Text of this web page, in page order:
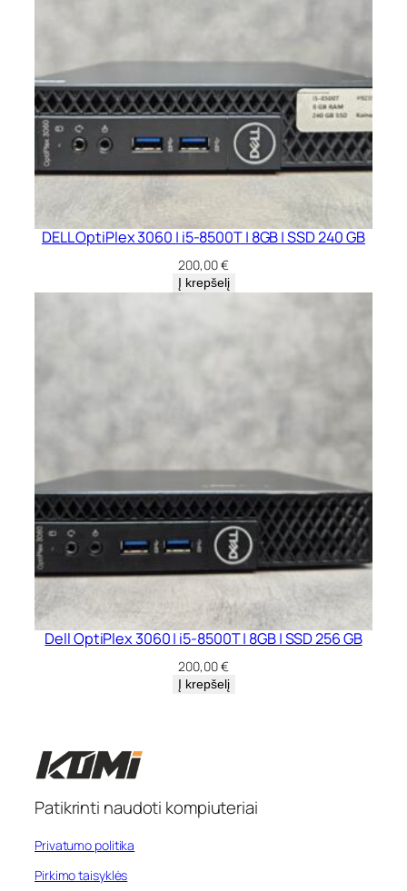
DELL OptiPlex 3060 | i5-8500T | 8GB | SSD 240 GB
200,00€
Į krepšelį
Dell OptiPlex 3060 | i5-8500T | 8GB | SSD 256 GB
200,00€
Į krepšelį
Patikrinti naudoti kompiuteriai
Privatumo politika
Pirkimo taisyklės